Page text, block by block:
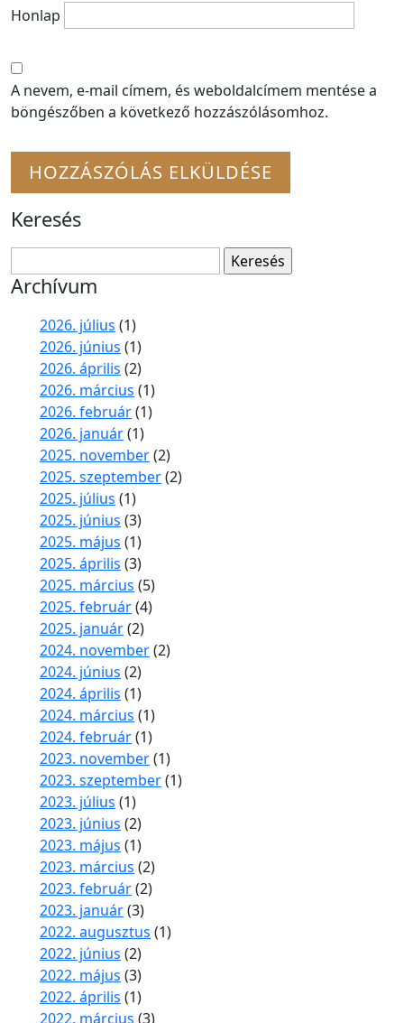
Honlap
A nevem, e-mail címem, és weboldalcímem mentése a
böngészőben a következő hozzászólásomhoz.
Keresés
Archívum
2026. július (1)
2026. június (1)
2026. április (2)
2026. március (1)
2026. február(1)
2026. január(1)
2025. november(2)
2025. szeptember(2)
2025. július (1)
2025. június (3)
2025. május (1)
2025. április (3)
2025. március (5)
2025. február(4)
2025. január(2)
2024. november(2)
2024. június (2)
2024. április (1)
2024. március (1)
2024. február(1)
2023. november(1)
2023. szeptember(1)
2023. július (1)
2023. június (2)
2023. május (1)
2023. március (2)
2023. február(2)
2023. január(3)
2022. augusztus (1)
2022. június (2)
2022. május (3)
2022. április (1)
2022. március (3)